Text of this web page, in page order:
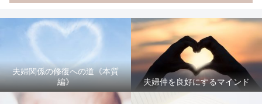
夫婦関係の修復への道《本質
編》
夫婦仲を良好にするマインド